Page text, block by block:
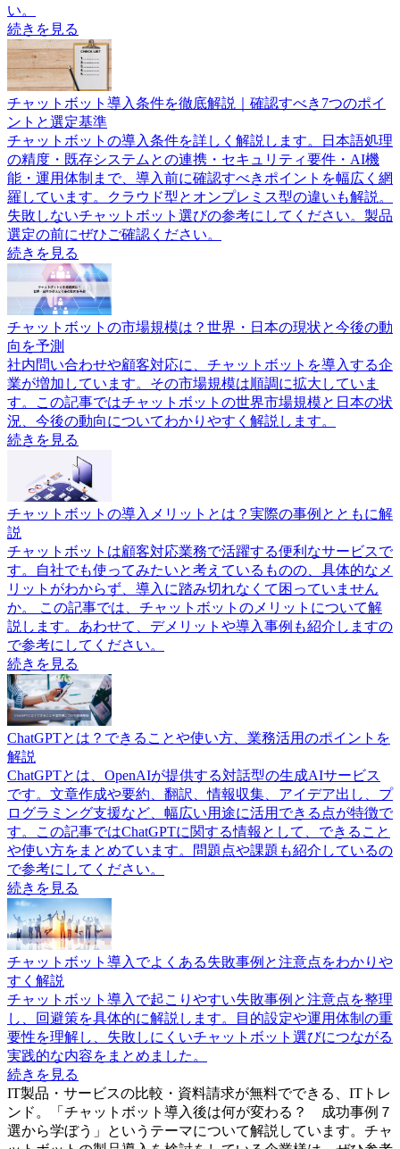
い。
続きを見る
チャットボット導入条件を徹底解説｜確認すべき7つのポイ
ントと選定基準
チャットボットの導入条件を詳しく解説します。日本語処理
の精度・既存システムとの連携・セキュリティ要件・AI機
能・運用体制まで、導入前に確認すべきポイントを幅広く網
羅しています。クラウド型とオンプレミス型の違いも解説。
失敗しないチャットボット選びの参考にしてください。製品
選定の前にぜひご確認ください。
続きを見る
チャットボットの市場規模は？世界・日本の現状と今後の動
向を予測
社内問い合わせや顧客対応に、チャットボットを導入する企
業が増加しています。その市場規模は順調に拡大していま
す。この記事ではチャットボットの世界市場規模と日本の状
況、今後の動向についてわかりやすく解説します。
続きを見る
チャットボットの導入メリットとは？実際の事例とともに解
説
チャットボットは顧客対応業務で活躍する便利なサービスで
す。自社でも使ってみたいと考えているものの、具体的なメ
リットがわからず、導入に踏み切れなくて困っていません
か。 この記事では、チャットボットのメリットについて解
説します。あわせて、デメリットや導入事例も紹介しますの
で参考にしてください。
続きを見る
ChatGPTとは？できることや使い方、業務活用のポイントを
解説
ChatGPTとは、OpenAIが提供する対話型の生成AIサービス
です。文章作成や要約、翻訳、情報収集、アイデア出し、プ
ログラミング支援など、幅広い用途に活用できる点が特徴で
す。この記事ではChatGPTに関する情報として、できること
や使い方をまとめています。問題点や課題も紹介しているの
で参考にしてください。
続きを見る
チャットボット導入でよくある失敗事例と注意点をわかりや
すく解説
チャットボット導入で起こりやすい失敗事例と注意点を整理
し、回避策を具体的に解説します。目的設定や運用体制の重
要性を理解し、失敗しにくいチャットボット選びにつながる
実践的な内容をまとめました。
続きを見る
IT製品・サービスの比較・資料請求が無料でできる、ITトレ
ンド。「 チャットボット導入後は何が変わる？ 成功事例７
選から学ぼう 」というテーマについて解説しています。 チャ